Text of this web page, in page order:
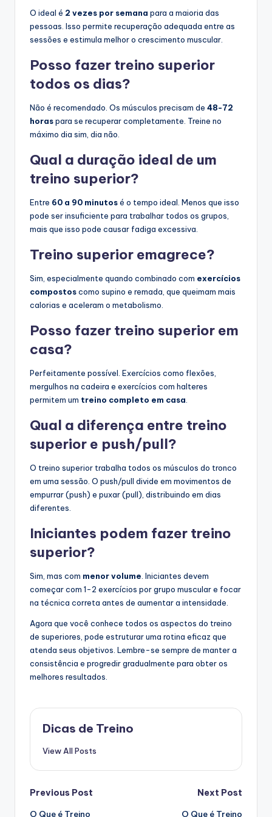
O ideal é 2 vezes por semana para a maioria das
pessoas. Isso permite recuperação adequada entre as
sessões e estimula melhor o crescimento muscular.
Posso fazer treino superior
todos os dias?
Não é recomendado. Os músculos precisam de 48-72
horaspara se recuperar completamente. Treine no
máximo dia sim, dia não.
Qual a duração ideal de um
treino superior?
Entre 60 a 90 minutosé o tempo ideal. Menos que isso
pode ser insuficiente para trabalhar todos os grupos,
mais que isso pode causar fadiga excessiva.
Treino superior emagrece?
Sim, especialmente quando combinado com exercícios
compostoscomo supino e remada, que queimam mais
calorias e aceleram o metabolismo.
Posso fazer treino superior em
casa?
Perfeitamente possível. Exercícios como flexões,
mergulhos na cadeira e exercícios com halteres
permitem um treino completo em casa
Qual a diferença entre treino
superior e push/pull?
O treino superior trabalha todos os músculos do tronco
em uma sessão. O push/pull divide em movimentos de
empurrar (push) e puxar (pull), distribuindo em dias
diferentes.
Iniciantes podem fazer treino
superior?
Sim, mas com menor volume . Iniciantes devem
começar com 1-2 exercícios por grupo muscular e focar
na técnica correta antes de aumentar a intensidade.
Agora que você conhece todos os aspectos do treino
de superiores, pode estruturar uma rotina eficaz que
atenda seus objetivos. Lembre-se sempre de manter a
consistência e progredir gradualmente para obter os
melhores resultados.
Dicas de Treino
View All Posts
Post
Previous Post
O Que é Treino
Next Post
O Que é Treino